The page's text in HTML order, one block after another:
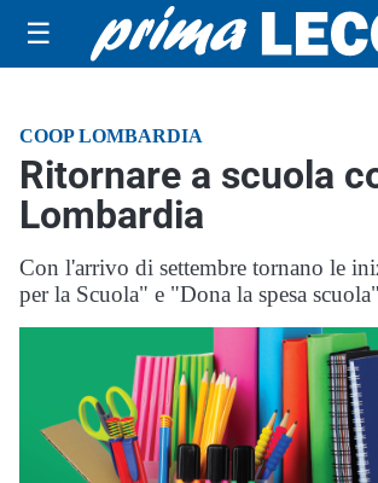
☰
COOP LOMBARDIA
Ritornare a scuola
Lombardia
Con l'arrivo di settembre tornano le
per la Scuola" e "Dona la spesa scuola"